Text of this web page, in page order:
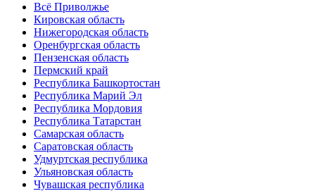
Всё Приволжье
Кировская область
Нижегородская область
Оренбургская область
Пензенская область
Пермский край
Республика Башкортостан
Республика Марий Эл
Республика Мордовия
Республика Татарстан
Самарская область
Саратовская область
Удмуртская республика
Ульяновская область
Чувашская республика